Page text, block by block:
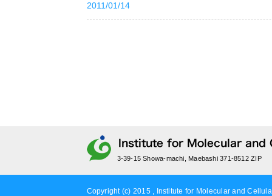
2011/01/14
3-39-15 Showa-machi, Maebashi 371-8512 ZIP
Copyright (c) 2015 , Institute for Molecular and